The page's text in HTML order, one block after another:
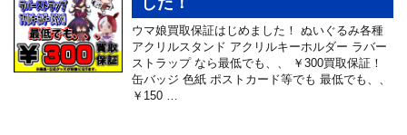
ウマ娘買取保証はじめました！ ぬいぐるみ各種
アクリルスタンド アクリルキーホルダー ラバー
ストラップ なら最低でも、、 ￥300買取保証！
缶バッジ 色紙 ポストカード等でも 最低でも、、
￥150 …